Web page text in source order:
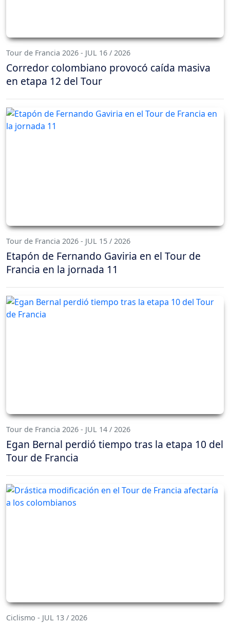
Tour de Francia 2026 - JUL 16 / 2026
Corredor colombiano provocó caída masiva
en etapa 12 del Tour
Tour de Francia 2026 - JUL 15 / 2026
Etapón de Fernando Gaviria en el Tour de
Francia en la jornada 11
Tour de Francia 2026 - JUL 14 / 2026
Egan Bernal perdió tiempo tras la etapa 10 del
Tour de Francia
Ciclismo - JUL 13 / 2026